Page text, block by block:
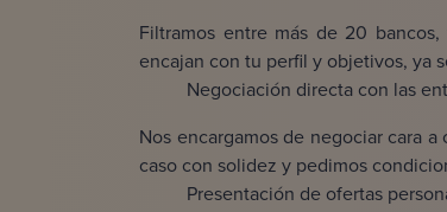
Filtramos entre más de 20
encajan con tu perfil y objetivos, ya
Negociación directa con las
Nos encargamos de negociar cara
caso con solidez y pedimos
Presentación de ofertas